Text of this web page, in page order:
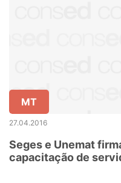
MT
27.04.2016
Seges e Unemat
capacitação de